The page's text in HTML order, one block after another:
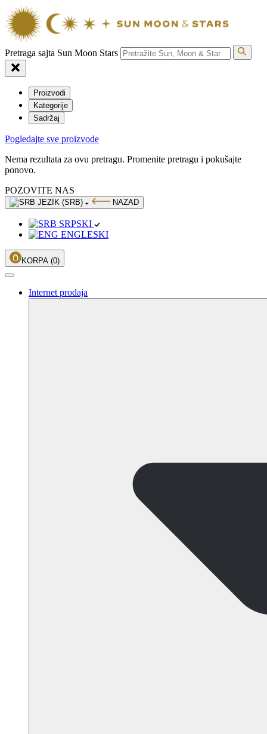
Pretraga sajta Sun Moon Stars
Proizvodi
Kategorije
Sadržaj
Pogledajte sve proizvode
Nema rezultata za ovu pretragu. Promenite pretragu i pokušajte
ponovo.
POZOVITE NAS
JEZIK (SRB) NAZAD
SRPSKI
ENGLESKI
KORPA (0)
Internet prodaja